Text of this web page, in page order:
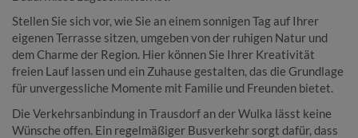
Stellen Sie sich vor, wie Sie an einem sonnigen Tag auf Ihrer
eigenen Terrasse sitzen, umgeben von der ruhigen Natur und
dem Charme der Region. Hier können Sie Ihrer Kreativität
freien Lauf lassen und ein Zuhause gestalten, das die Grundlage
für unvergessliche Momente mit Familie und Freunden bietet.
Die Verkehrsanbindung in Trausdorf an der Wulka lässt keine
Wünsche offen. Ein regelmäßiger Busverkehr sorgt dafür, dass